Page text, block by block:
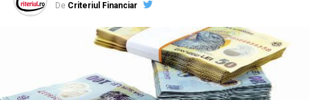
De Criteriul Financiar